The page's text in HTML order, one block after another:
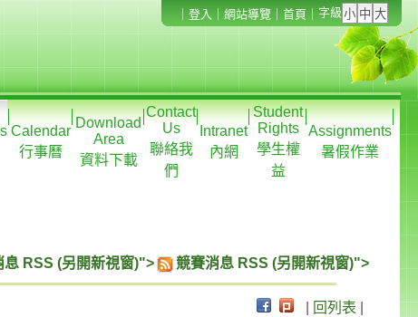
登入 網站導覽 首頁 字級
Calendar
行事曆
Download
Area
資料下載
Contact
Us
聯絡我
們
Intranet
內網
Student
Rights
學生權
益
Assignments
暑假作業
息 RSS (另開新視窗)"> 競賽消息 RSS (另開新視窗)">
回列表